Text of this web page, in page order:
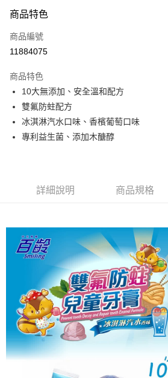
運送方式
宅配
每筆NT$100，滿NT$799(含以上)免運費
商品特色
商品編號
11884075
商品特色
10大無添加、安全溫和配方
雙氟防蛀配方
冰淇淋汽水口味、香檳葡萄口味
專利益生菌、添加木醣醇
詳細說明 商品規格